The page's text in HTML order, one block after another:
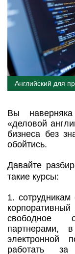
Английский для
Вы
«деловой
бизнеса без
обойтись.
Давайте
такие курсы:
1.
свободное
партнерами,
электронной
работать